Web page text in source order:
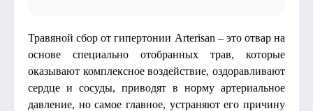
Травяной сбор от гипертонии Arterisan – это отвар на
основе специально отобранных трав, которые
оказывают комплексное воздействие, оздоравливают
сердце и сосуды, приводят в норму артериальное
давление, но самое главное, устраняют его причину